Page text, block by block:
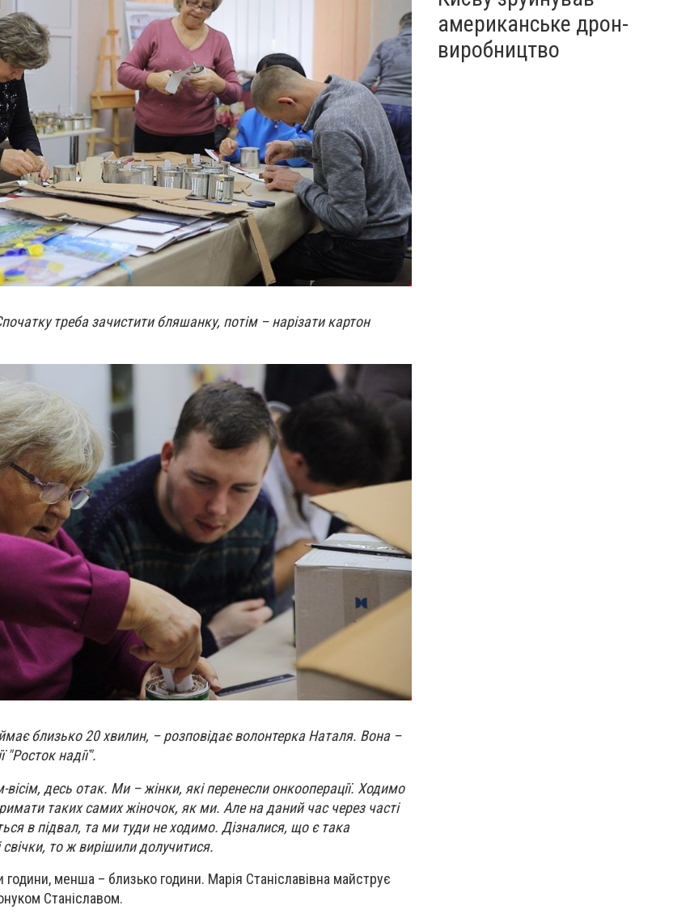
треба зачистити бляшанку, потім – нарізати картон
близько 20 хвилин, – розповідає волонтерка Наталя. Вона –
"Росток надії".
вісім, десь отак. Ми – жінки, які перенесли онкооперації. Ходимо
таких самих жіночок, як ми. Але на даний час через часті
в підвал, та ми туди не ходимо. Дізналися, що є така
свічки, то ж вирішили долучитися.
години, менша – близько години. Марія Станіславівна майструє
Станіславом.
американське дрон-
виробництво